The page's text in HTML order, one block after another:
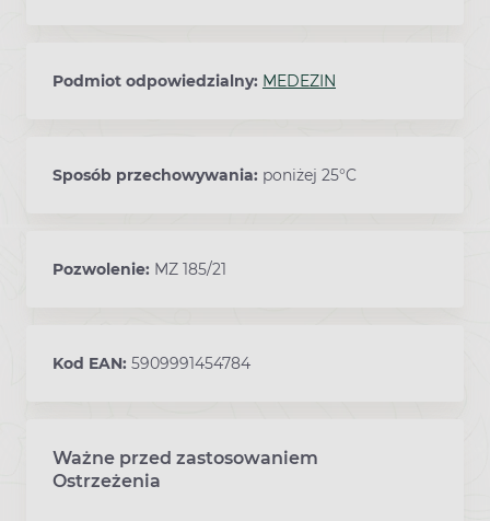
Podmiot odpowiedzialny: MEDEZIN
Sposób przechowywania: poniżej 25°C
Pozwolenie: MZ 185/21
Kod EAN: 5909991454784
Ważne przed zastosowaniem
Ostrzeżenia